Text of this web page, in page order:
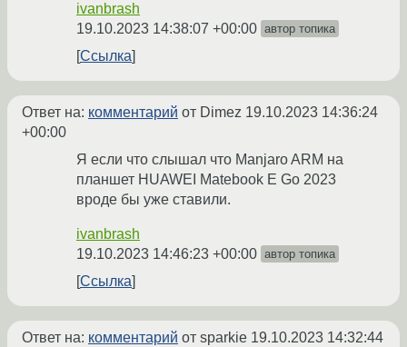
ivanbrash
19.10.2023 14:38:07 +00:00 автор топика
Ссылка
Ответ на: комментарий от Dimez 19.10.2023 14:36:24
+00:00
Я если что слышал что Manjaro ARM на
планшет HUAWEI Matebook E Go 2023
вроде бы уже ставили.
ivanbrash
19.10.2023 14:46:23 +00:00 автор топика
Ссылка
Ответ на: комментарий от sparkie 19.10.2023 14:32:44